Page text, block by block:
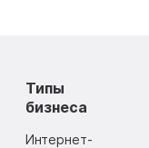
Типы
бизнеса
Интернет-